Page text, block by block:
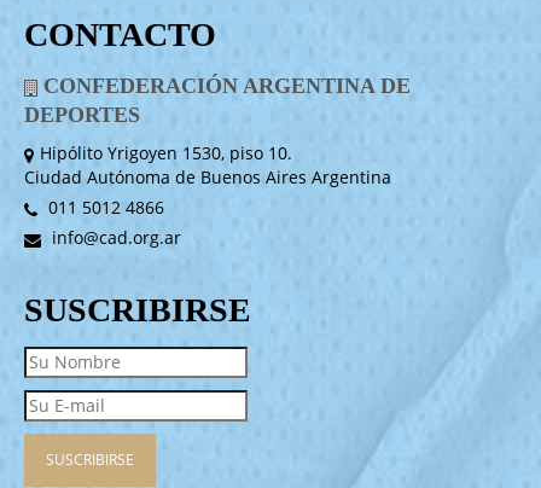
CONTACTO
CONFEDERACIÓN ARGENTINA DE
DEPORTES
Hipólito Yrigoyen 1530, piso 10.
Ciudad Autónoma de Buenos Aires Argentina
011 5012 4866
info@cad.org.ar
SUSCRIBIRSE